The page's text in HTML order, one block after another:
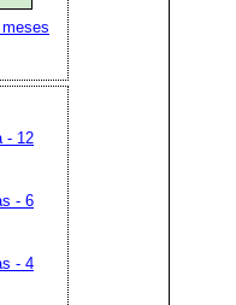
- 12
- 6
- 4